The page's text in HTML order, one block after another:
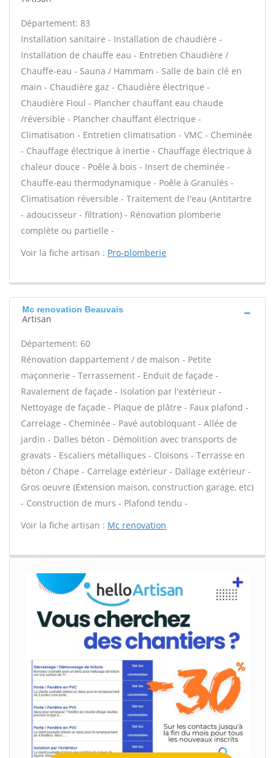
Département: 83
Installation sanitaire - Installation de chaudière -
Installation de chauffe eau - Entretien Chaudière /
Chauffe-eau - Sauna / Hammam - Salle de bain clé en
main - Chaudière gaz - Chaudière électrique -
Chaudière Fioul - Plancher chauffant eau chaude
/réversible - Plancher chauffant électrique -
Climatisation - Entretien climatisation - VMC - Cheminée
- Chauffage électrique à inertie - Chauffage électrique à
chaleur douce - Poêle à bois - Insert de cheminée -
Chauffe-eau thermodynamique - Poêle à Granulés -
Climatisation réversible - Traitement de l'eau (Antitartre
- adoucisseur - filtration) - Rénovation plomberie
complète ou partielle -
Voir la fiche artisan : Pro-plomberie
Mc renovation Beauvais
Artisan
Département: 60
Rénovation dappartement / de maison - Petite
maçonnerie - Terrassement - Enduit de façade -
Ravalement de façade - Isolation par l'extérieur -
Nettoyage de façade - Plaque de plâtre - Faux plafond -
Carrelage - Cheminée - Pavé autobloquant - Allée de
jardin - Dalles béton - Démolition avec transports de
gravats - Escaliers métalliques - Cloisons - Terrasse en
béton / Chape - Carrelage extérieur - Dallage extérieur -
Gros oeuvre (Extension maison, construction garage, etc)
- Construction de murs - Plafond tendu -
Voir la fiche artisan : Mc renovation